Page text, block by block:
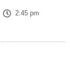
2:45 pm